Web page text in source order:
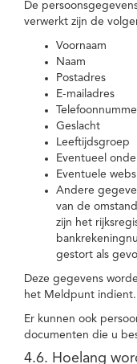
De
verwerkt zijn de
Voornaam
Naam
Postadres
E-mailadres
Geslacht
Leeftijdsgroep
Eventueel
Eventuele
Andere
van de
zijn het
gestort als
Deze gegevens
het Meldpunt indient.
Er kunnen ook
documenten die u
4.6. Hoelang